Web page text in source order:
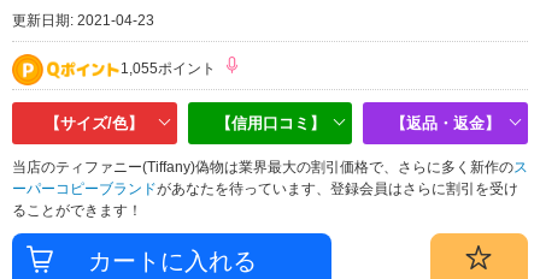
更新日期: 2021-04-23
1,055ポイント
【サイズ/色】 【信用口コミ】 【返品・返金】
当店のティファニー(Tiffany)偽物は業界最大の割引価格で、さらに多く新作のス
ーパーコピーブランドがあなたを待っています、登録会員はさらに割引を受け
ることができます！